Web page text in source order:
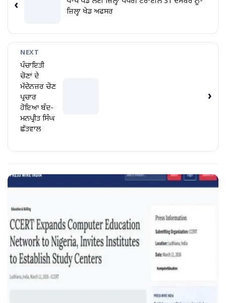
‹
ਜ਼ਿਲ੍ਹਾ ਖੇਡ ਅਫਸਰ
NEXT
ਪੰਚਾਇਤੀ
ਚੋਣਾਂ ਦੇ
ਮੱਦੇਨਜ਼ਰ ਚੋਣ
ਪ੍ਰਚਾਰ
ਹੋਇਆ ਬੰਦ-
ਮਨਪ੍ਰੀਤ ਸਿੰਘ
ਛੱਤਵਾਲ
›